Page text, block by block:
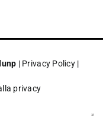
| Privacy Policy|
privacy